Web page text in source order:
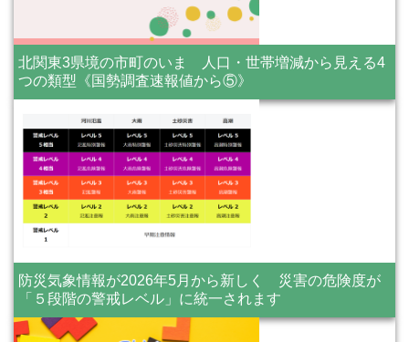
北関東3県境の市町のいま 人口・世帯増減から見える4
つの類型《国勢調査速報値から⑤》
防災気象情報が2026年5月から新しく 災害の危険度が
「５段階の警戒レベル」に統一されます